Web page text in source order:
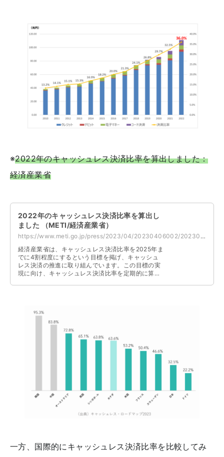
※2022年のキャッシュレス決済比率を算出しました：
経済産業省
2022年のキャッシュレス決済比率を算出し
ました （METI/経済産業省）
https://www.meti.go.jp/press/2023/04/20230406002/20230406002.html
経済産業省は、キャッシュレス決済比率を2025年ま
でに4割程度にするという目標を掲げ、キャッシュ
レス決済の推進に取り組んでいます。この目標の実
現に向け、キャッシュレス決済比率を定期的に算
一方、国際的にキャッシュレス決済比率を比較してみ